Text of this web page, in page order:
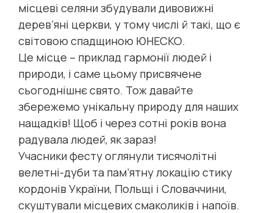
місцеві селяни збудували дивовижні
дерев’яні церкви, у тому числі й такі, що є
світовою спадщиною ЮНЕСКО.
Це місце – приклад гармонії людей і
природи, і саме цьому присвячене
сьогоднішнє свято. Тож давайте
збережемо унікальну природу для наших
нащадків! Щоб і через сотні років вона
радувала людей, як зараз!
Учасники фесту оглянули тисячолітні
велетні-дуби та пам’ятну локацію стику
кордонів України, Польщі і Словаччини,
скуштували місцевих смаколиків і напоїв.